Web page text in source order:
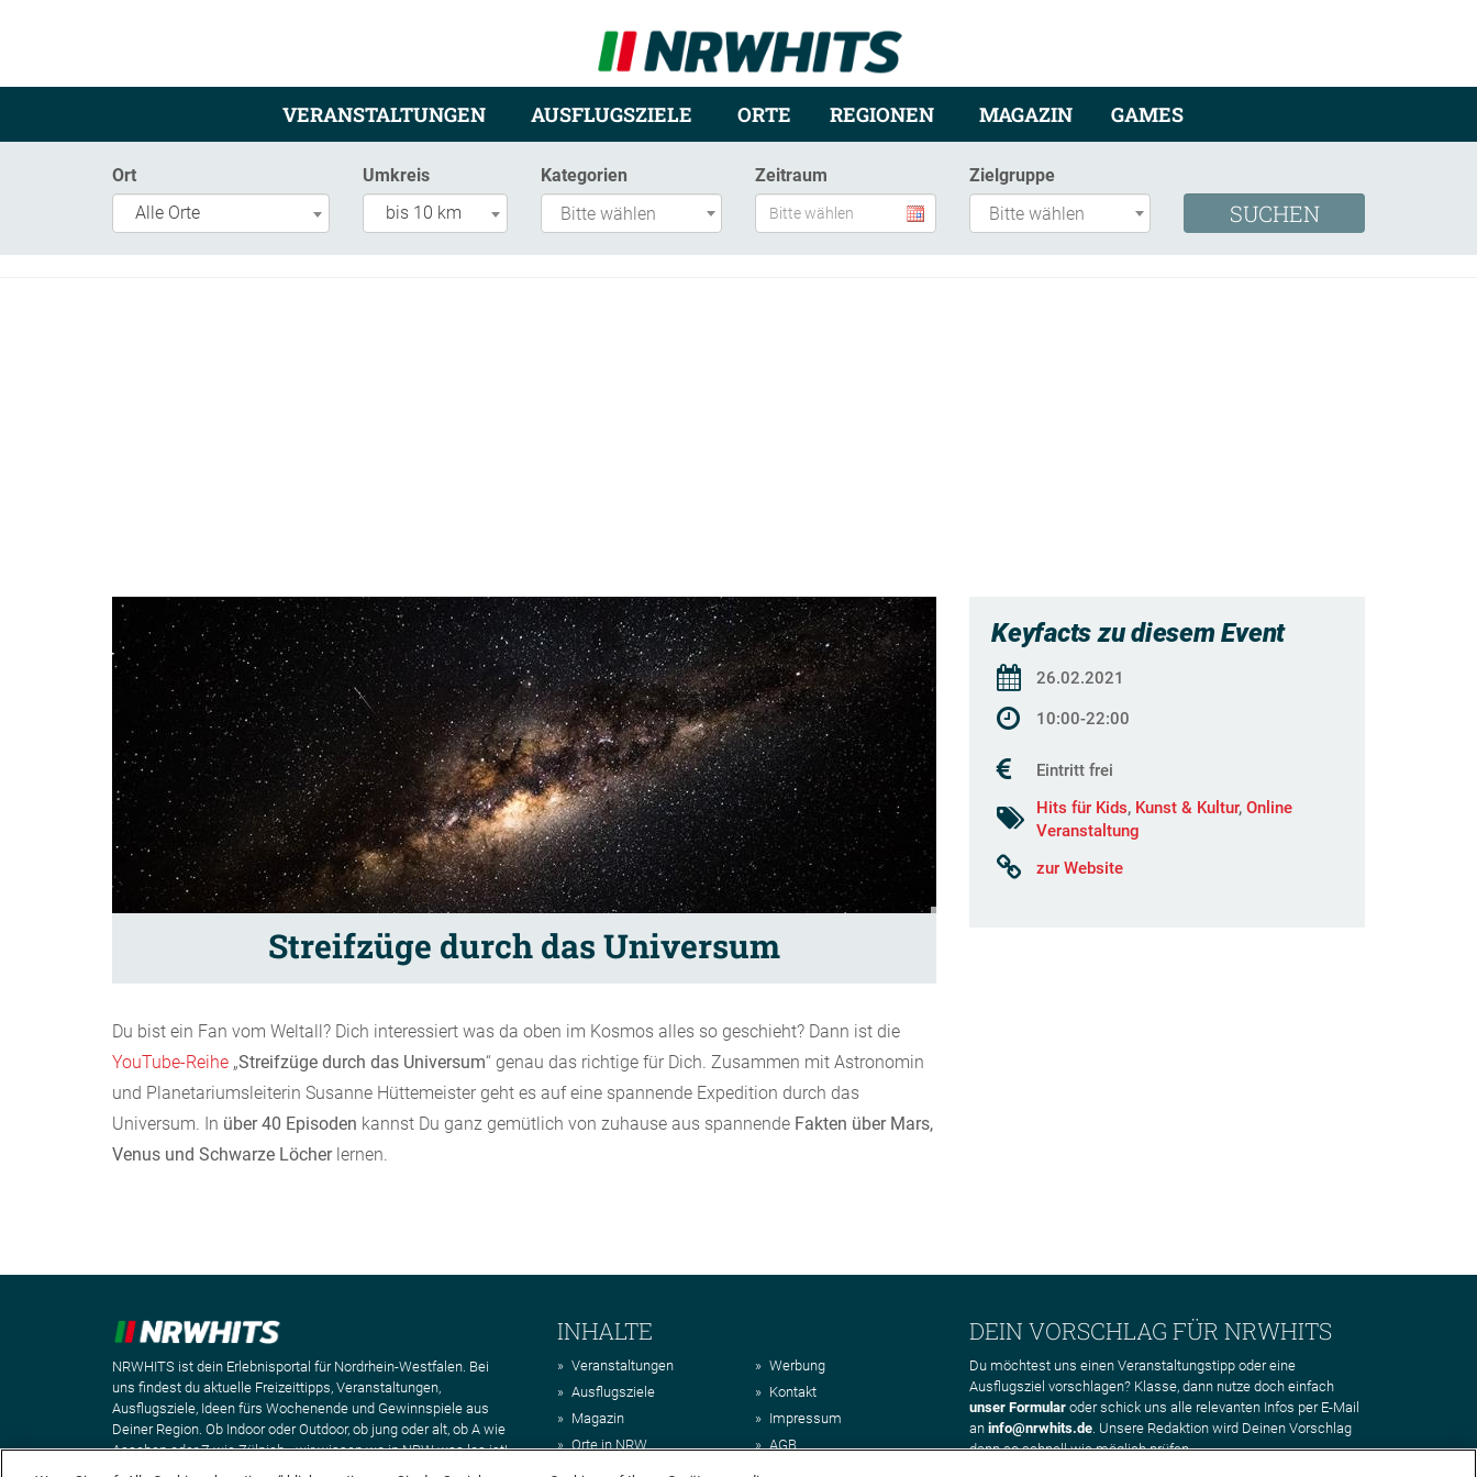
VERANSTALTUNGEN AUSFLUGSZIELE ORTE REGIONEN MAGAZIN GAMES
Ort
Alle Orte
Umkreis
bis 10 km
Kategorien Zeitraum Zielgruppe
Streifzüge durch das Universum
Du bist ein Fan vom Weltall? Dich interessiert was da oben im Kosmos alles so geschieht? Dann ist die
YouTube-Reihe „Streifzüge durch das Universum“ genau das richtige für Dich. Zusammen mit Astronomin
und Planetariumsleiterin Susanne Hüttemeister geht es auf eine spannende Expedition durch das
Universum. In über 40 Episoden kannst Du ganz gemütlich von zuhause aus spannende Fakten über Mars,
Venus und Schwarze Löcherlernen.
Keyfacts zu diesem Event
26.02.2021
10:00-22:00
Eintritt frei
Hits für Kids, Kunst & Kultur, Online
Veranstaltung
zur Website
NRWHITS ist dein Erlebnisportal für Nordrhein-Westfalen. Bei
uns findest du aktuelle Freizeittipps, Veranstaltungen,
Ausflugsziele, Ideen fürs Wochenende und Gewinnspiele aus
Deiner Region. Ob Indoor oder Outdoor, ob jung oder alt, ob A wie
Aaachen oder Z wie Zülpich - wir wissen wo in NRW was los ist!
INHALTE
Veranstaltungen
Ausflugsziele
Magazin
Orte in NRW
Regionen in NRW
Werbung
Kontakt
Impressum
AGB
DEIN VORSCHLAG FÜR NRWHITS
Du möchtest uns einen Veranstaltungstipp oder eine
Ausflugsziel vorschlagen? Klasse, dann nutze doch einfach
unser Formular oder schick uns alle relevanten Infos per E-Mail
an info@nrwhits.de. Unsere Redaktion wird Deinen Vorschlag
dann so schnell wie möglich prüfen.